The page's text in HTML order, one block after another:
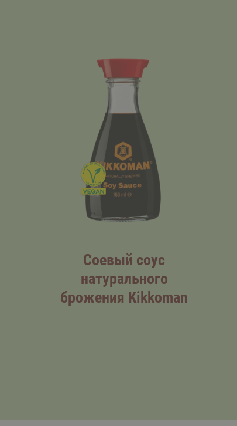
Соевый соус
натурального
брожения Kikkoman